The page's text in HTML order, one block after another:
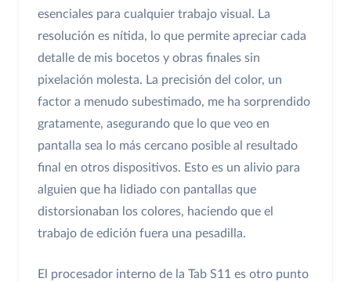
esenciales para cualquier trabajo visual. La
resolución es nítida, lo que permite apreciar cada
detalle de mis bocetos y obras finales sin
pixelación molesta. La precisión del color, un
factor a menudo subestimado, me ha sorprendido
gratamente, asegurando que lo que veo en
pantalla sea lo más cercano posible al resultado
final en otros dispositivos. Esto es un alivio para
alguien que ha lidiado con pantallas que
distorsionaban los colores, haciendo que el
trabajo de edición fuera una pesadilla.
El procesador interno de la Tab S11 es otro punto